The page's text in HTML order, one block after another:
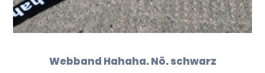
Webband Hahaha. Nö. schwarz